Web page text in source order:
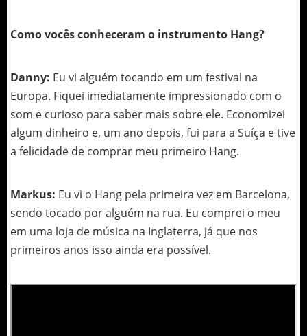
Como vocês conheceram o instrumento Hang?
Danny: Eu vi alguém tocando em um festival na
Europa. Fiquei imediatamente impressionado com o
som e curioso para saber mais sobre ele. Economizei
algum dinheiro e, um ano depois, fui para a Suíça e tive
a felicidade de comprar meu primeiro Hang.
Markus: Eu vi o Hang pela primeira vez em Barcelona,
sendo tocado por alguém na rua. Eu comprei o meu
em uma loja de música na Inglaterra, já que nos
primeiros anos isso ainda era possível.